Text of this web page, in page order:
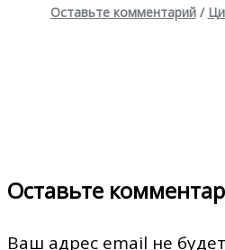
Оставьте комментарий /
Оставьте
Ваш адрес email не